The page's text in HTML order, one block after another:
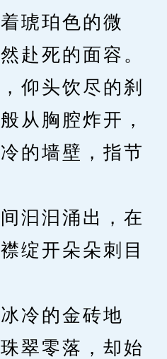
琥珀色的微
赴死的面容。
头饮尽的刹
从胸腔炸开，
的墙壁，指节
汩涌出，在
绽开朵朵刺目
的金砖地
翠零落，却始